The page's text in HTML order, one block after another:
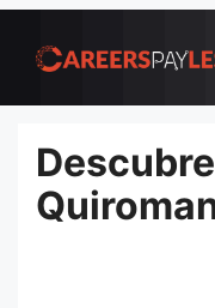
para
conteúdo